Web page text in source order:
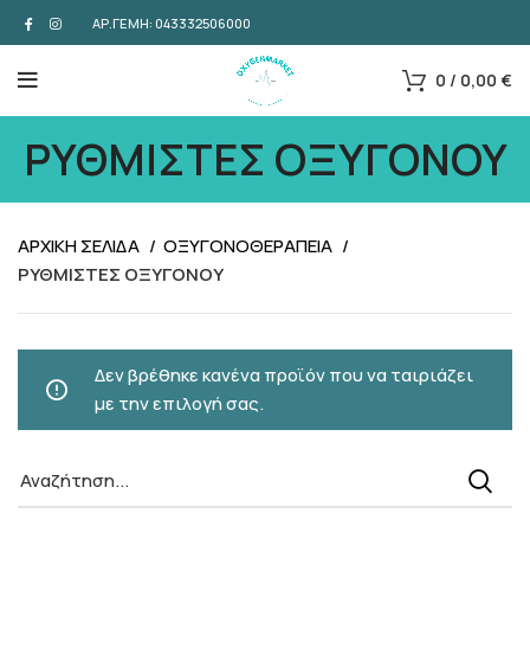
ΑΡ.ΓΕΜΗ: 043332506000
0 / 0,00 €
ΡΥΘΜΙΣΤΕΣ ΟΞΥΓΟΝΟΥ
ΑΡΧΙΚΗ ΣΕΛΙΔΑ
ΟΞΥΓΟΝΟΘΕΡΑΠΕΙΑ
ΡΥΘΜΙΣΤΕΣ ΟΞΥΓΟΝΟΥ
Δεν βρέθηκε κανένα προϊόν που να ταιριάζει
με την επιλογή σας.